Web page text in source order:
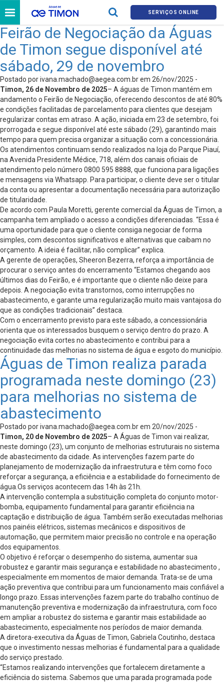
SERVIÇOS ONLINE
Feirão de Negociação da Águas
de Timon segue disponível até
sábado, 29 de novembro
Postado porivana.machado@aegea.com.brem 26/nov/2025 -
Timon, 26 de Novembro de 2025– A águas de Timon mantém em
andamento o Feirão de Negociação, oferecendo descontos de até 80%
e condições facilitadas de parcelamento para clientes que desejam
regularizar contas em atraso. A ação, iniciada em 23 de setembro, foi
prorrogada e segue disponível até este sábado (29), garantindo mais
tempo para quem precisa organizar a situação com a concessionária.
Os atendimentos continuam sendo realizados na loja do Parque Piauí,
na Avenida Presidente Médice, 718, além dos canais oficiais de
atendimento pelo número 0800 595 8888, que funciona para ligações
e mensagens via Whatsapp. Para participar, o cliente deve ser o titular
da conta ou apresentar a documentação necessária para autorização
de titularidade.
De acordo com Paula Moretti, gerente comercial da Águas de Timon, a
campanha tem ampliado o acesso a condições diferenciadas. “Essa é
uma oportunidade para que o cliente consiga negociar de forma
simples, com descontos significativos e alternativas que caibam no
orçamento. A ideia é facilitar, não complicar” explica.
A gerente de operações, Sheeron Bezerra, reforça a importância de
procurar o serviço antes do encerramento “Estamos chegando aos
últimos dias do Feirão, e é importante que o cliente não deixe para
depois. A negociação evita transtornos, como interrupções no
abastecimento, e garante uma regularização muito mais vantajosa do
que as condições tradicionais” destaca.
Com o encerramento previsto para este sábado, a concessionária
orienta que os interessados busquem o serviço dentro do prazo. A
negociação evita cortes no abastecimento e contribui para a
continuidade das melhorias no sistema de água e esgoto do município.
Águas de Timon realiza parada
programada neste domingo (23)
para melhorias no sistema de
abastecimento
Postado porivana.machado@aegea.com.brem 20/nov/2025 -
Timon, 20 de Novembro de 2025– A Águas de Timon vai realizar,
neste domingo (23), um conjunto de melhorias estruturais no sistema
de abastecimento da cidade. As intervenções fazem parte do
planejamento de modernização da infraestrutura e têm como foco
reforçar a segurança, a eficiência e a estabilidade do fornecimento de
água.Os serviços acontecem das 14h às 21h.
A intervenção contempla a substituição completa do conjunto motor-
bomba, equipamento fundamental para garantir eficiência na
captação e distribuição de água. Também serão executadas melhorias
nos painéis elétricos, sistemas mecânicos e dispositivos de
automação, que permitem maior precisão no controle e na operação
dos equipamentos.
O objetivo é reforçar o desempenho do sistema, aumentar sua
robustez e garantir mais segurança e estabilidade no abastecimento ,
especialmente em momentos de maior demanda. Trata-se de uma
ação preventiva que contribui para um funcionamento mais confiável a
longo prazo. Essas intervenções fazem parte do trabalho contínuo de
manutenção preventiva e modernização da infraestrutura, com foco
em ampliar a robustez do sistema e garantir mais estabilidade ao
abastecimento, especialmente nos períodos de maior demanda.
A diretora-executiva da Águas de Timon, Gabriela Coutinho, destaca
que o investimento nessas melhorias é fundamental para a qualidade
do serviço prestado.
“Estamos realizando intervenções que fortalecem diretamente a
eficiência do sistema. Sabemos que uma parada programada pode